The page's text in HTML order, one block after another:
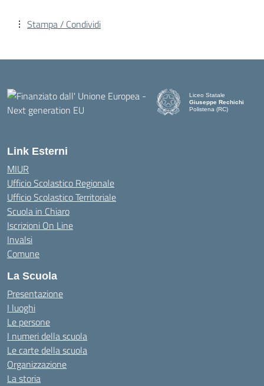
Stampa / Condividi
Liceo Statale
Giuseppe Rechichi
Polistena (RC)
Link Esterni
MIUR
Ufficio Scolastico Regionale
Ufficio Scolastico Territoriale
Scuola in Chiaro
Iscrizioni On Line
Invalsi
Comune
La Scuola
Presentazione
I luoghi
Le persone
I numeri della scuola
Le carte della scuola
Organizzazione
La storia